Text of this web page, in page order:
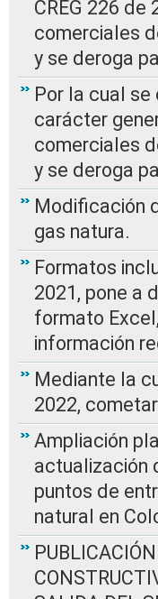
CREG 226
comerciales
y se deroga
Por la cual
carácter
comerciales
y se deroga
Modificación
gas natura.
Formatos
2021, pone a
formato
información
Mediante la
2022,
Ampliación
actualización
puntos de
natural en